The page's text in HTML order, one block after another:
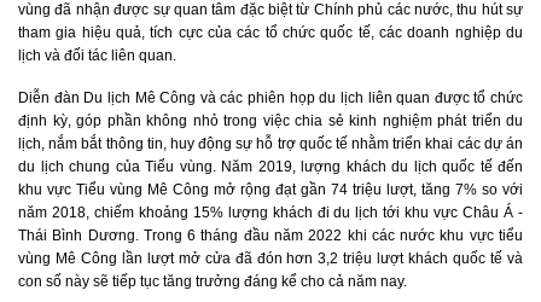
vùng đã nhận được sự quan tâm đặc biệt từ Chính phủ các nước, thu hút sự
tham gia hiệu quả, tích cực của các tổ chức quốc tế, các doanh nghiệp du
lịch và đối tác liên quan.
Diễn đàn Du lịch Mê Công và các phiên họp du lịch liên quan được tổ chức
định kỳ, góp phần không nhỏ trong việc chia sẻ kinh nghiệm phát triển du
lịch, nắm bắt thông tin, huy động sự hỗ trợ quốc tế nhằm triển khai các dự án
du lịch chung của Tiểu vùng. Năm 2019, lượng khách du lịch quốc tế đến
khu vực Tiểu vùng Mê Công mở rộng đạt gần 74 triệu lượt, tăng 7% so với
năm 2018, chiếm khoảng 15% lượng khách đi du lịch tới khu vực Châu Á -
Thái Bình Dương. Trong 6 tháng đầu năm 2022 khi các nước khu vực tiểu
vùng Mê Công lần lượt mở cửa đã đón hơn 3,2 triệu lượt khách quốc tế và
con số này sẽ tiếp tục tăng trưởng đáng kể cho cả năm nay.